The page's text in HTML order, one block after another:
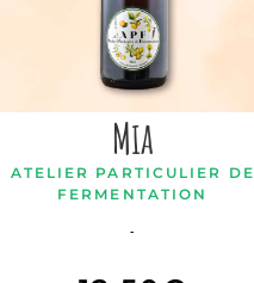
Mia
ATELIER PARTICULIER DE
FERMENTATION
-